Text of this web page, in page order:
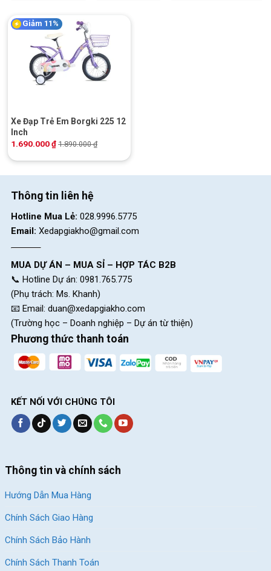
Giảm 11%
Xe Đạp Trẻ Em Borgki 225 12
Inch
1.690.000₫ 1.890.000₫
Thông tin liên hệ
Hotline Mua Lẻ: 028.9996.5775
Email: Xedapgiakho@gmail.com
MUA DỰ ÁN – MUA SỈ – HỢP TÁC B2B
📞 Hotline Dự án: 0981.765.775
(Phụ trách: Ms. Khanh)
📧 Email: duan@xedapgiakho.com
(Trường học – Doanh nghiệp – Dự án từ thiện)
Phương thức thanh toán
KẾT NỐI VỚI CHÚNG TÔI
Thông tin và chính sách
Hướng Dẫn Mua Hàng
Chính Sách Giao Hàng
Chính Sách Bảo Hành
Chính Sách Thanh Toán